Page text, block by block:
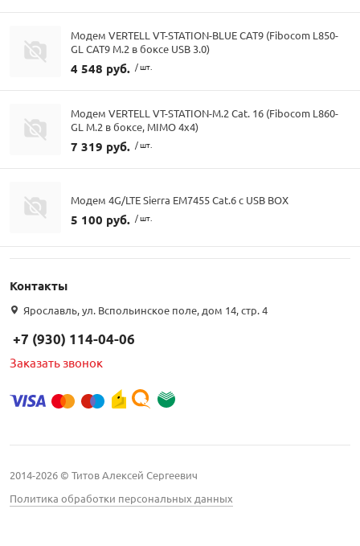
Модем VERTELL VT-STATION-BLUE CAT9 (Fibocom L850-
GL CAT9 M.2 в боксе USB 3.0)
4 548 руб. / шт.
Модем VERTELL VT-STATION-M.2 Cat. 16 (Fibocom L860-
GL M.2 в боксе, MIMO 4x4)
7 319 руб. / шт.
Модем 4G/LTE Sierra EM7455 Cat.6 с USB BOX
5 100 руб. / шт.
Контакты
Ярославль, ул. Вспольинское поле, дом 14, стр. 4
+7 (930) 114-04-06
Заказать звонок
2014-2026 © Титов Алексей Сергеевич
Политика обработки персональных данных